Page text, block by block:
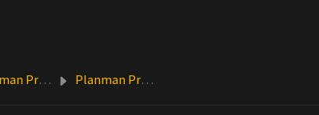
Project Planman Project Asennuspaketit